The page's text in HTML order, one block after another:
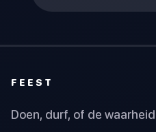
FEEST
Doen, durf, of de waarheid